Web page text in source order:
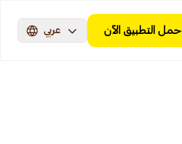
حمل التطبيق الآن عربي